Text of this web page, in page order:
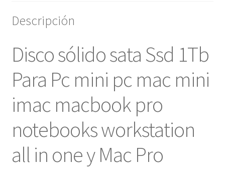
all
Pro-
120103
Descripción
Disco sólido sata Ssd 1Tb
Para Pc mini pc mac mini
imac macbook pro
notebooks workstation
all in one y Mac Pro